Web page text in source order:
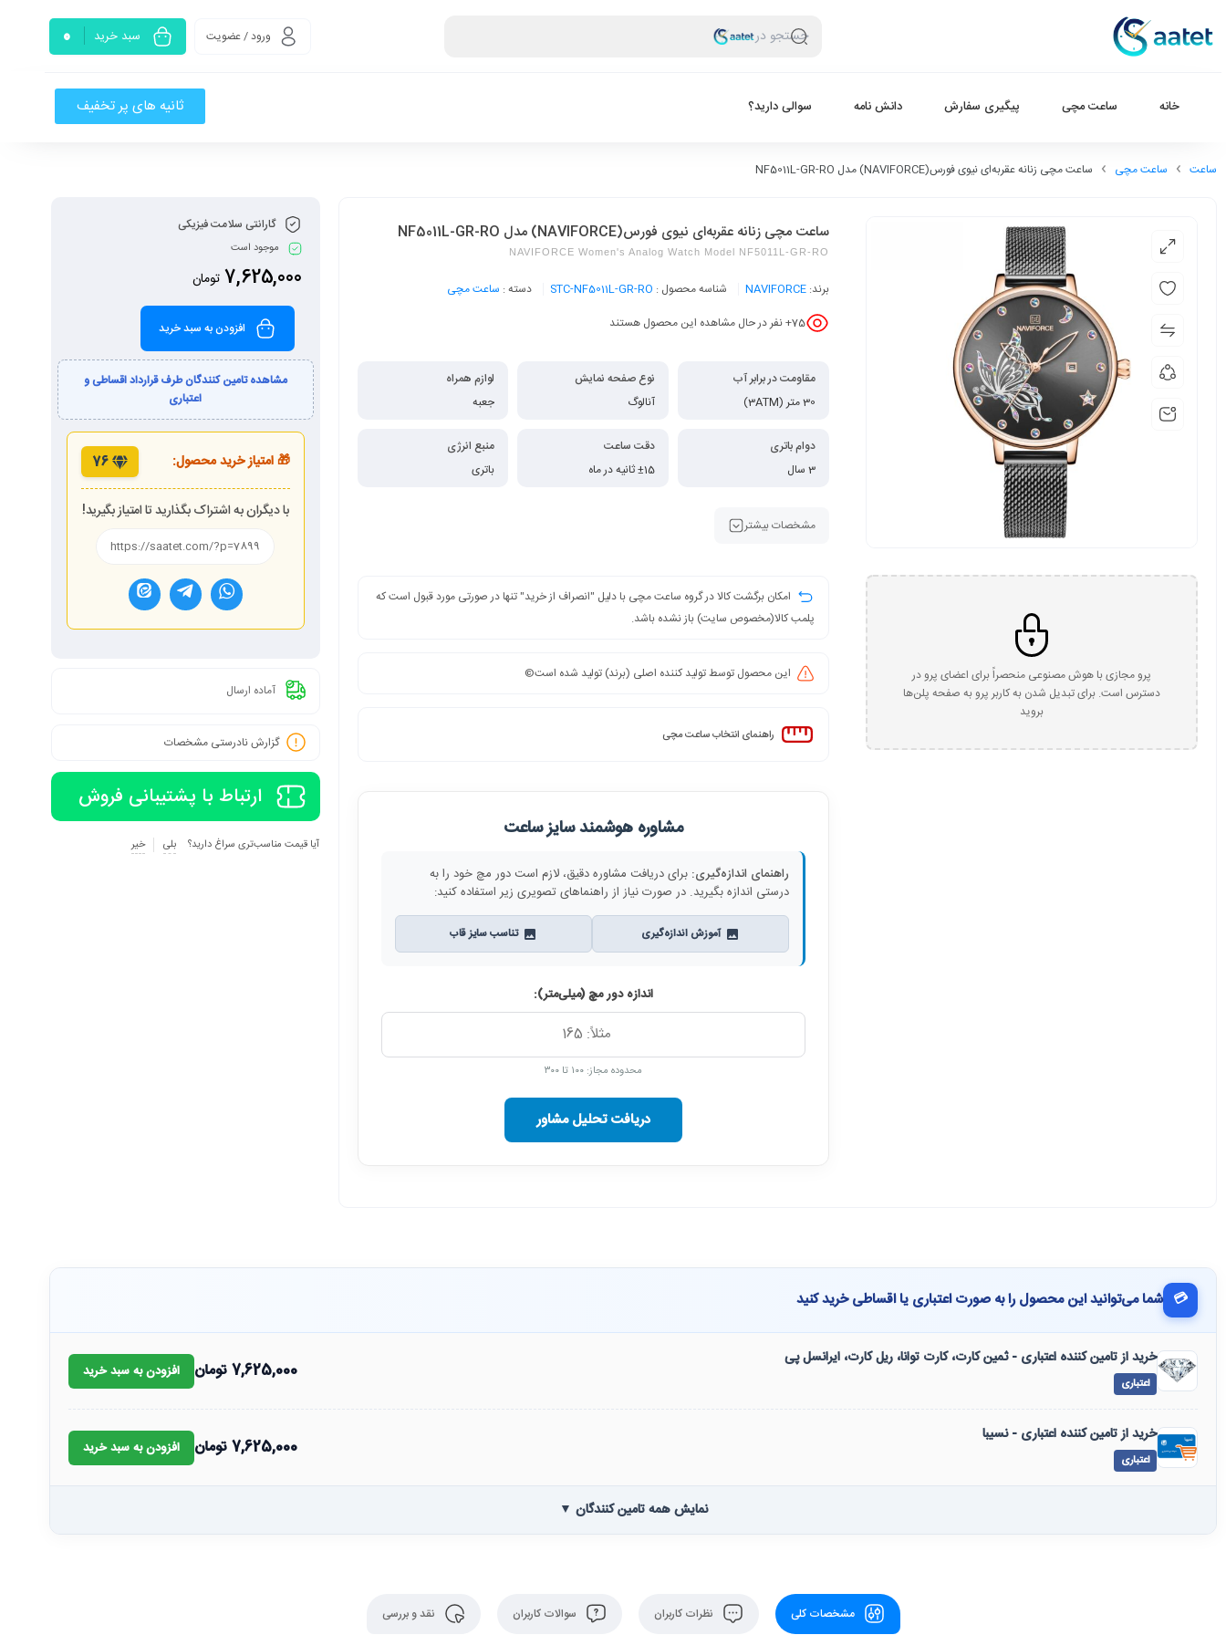
جستجو در ورود / عضویت سبد خرید 0
خانه ساعت مچی پیگیری سفارش دانش نامه سوالی دارید؟ ثانیه های پر تخفیف
ساعت ساعت مچی ساعت مچی زنانه عقربه‌ای نیوی فورس(NAVIFORCE) مدل NF5011L-GR-RO
پرو مجازی با هوش مصنوعی منحصراً برای اعضای پرو در
دسترس است. برای تبدیل شدن به کاربر پرو به صفحه پلن‌ها
بروید
ساعت مچی زنانه عقربه‌ای نیوی فورس(NAVIFORCE) مدل NF5011L-GR-RO
NAVIFORCE Women's Analog Watch Model NF5011L-GR-RO
برند: NAVIFORCE شناسه محصول : STC-NF5011L-GR-RO دسته : ساعت مچی
75+ نفر در حال مشاهده این محصول هستند
مقاومت در برابر آب
30 متر (3ATM)
نوع صفحه نمایش
آنالوگ
لوازم همراه
جعبه
دوام باتری
3 سال
دقت ساعت
±15 ثانیه در ماه
منبع انرژی
باتری
مشخصات بیشتر
امکان برگشت کالا در گروه ساعت مچی با دلیل "انصراف از خرید" تنها در صورتی مورد قبول است که
پلمب کالا(مخصوص سایت) باز نشده باشد.
این محصول توسط تولید کننده اصلی (برند) تولید شده است©️
راهنمای انتخاب ساعت مچی
مشاوره هوشمند سایز ساعت
راهنمای اندازه‌گیری: برای دریافت مشاوره دقیق، لازم است دور مچ خود را به
درستی اندازه بگیرید. در صورت نیاز از راهنماهای تصویری زیر استفاده کنید:
آموزش اندازه‌گیری تناسب سایز قاب
اندازه دور مچ (میلی‌متر):
محدوده مجاز: ۱۰۰ تا ۳۰۰
دریافت تحلیل مشاور
گارانتی سلامت فیزیکی
موجود است
7,625,000 تومان
افزودن به سبد خرید
مشاهده تامین کنندگان طرف قرارداد اقساطی و
اعتباری
🎁 امتیاز خرید محصول: 76
با دیگران به اشتراک بگذارید تا امتیاز بگیرید!
آماده ارسال
گزارش نادرستی مشخصات
ارتباط با پشتیبانی فروش
آیا قیمت مناسب‌تری سراغ دارید؟ بلی خیر
💳 شما می‌توانید این محصول را به صورت اعتباری یا اقساطی خرید کنید
خرید از تامین کننده اعتباری - ثمین کارت، کارت توانا، ریل کارت، ایرانسل پی
اعتباری
7,625,000تومان افزودن به سبد خرید
خرید از تامین کننده اعتباری - نسیبا
اعتباری
7,625,000تومان افزودن به سبد خرید
نمایش همه تامین کنندگان ▼
مشخصات کلی نظرات کاربران سوالات کاربران نقد و بررسی